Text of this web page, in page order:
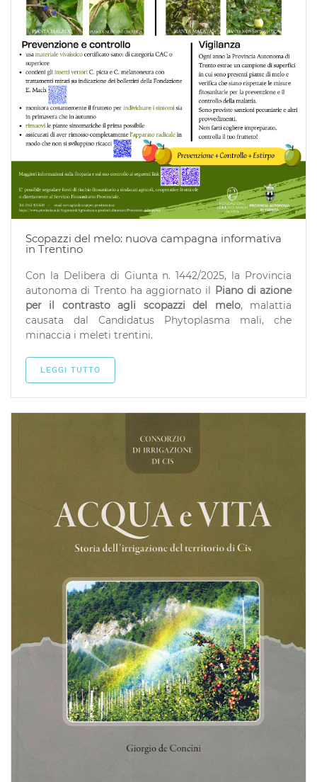
Scopazzi del melo: nuova campagna informativa
in Trentino
Con la Delibera di Giunta n. 1442/2025, la Provincia
autonoma di Trento ha aggiornato il Piano di azione
per il contrasto agli scopazzi del melo, malattia
causata dal Candidatus Phytoplasma mali, che
minaccia i meleti trentini.
LEGGI TUTTO